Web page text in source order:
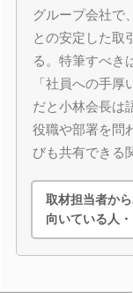
グループ会社で
との安定した取
る。特筆すべき
「社員への手厚
だと小林会長は
役職や部署を問
びも共有できる
取材担当者か
向いている人